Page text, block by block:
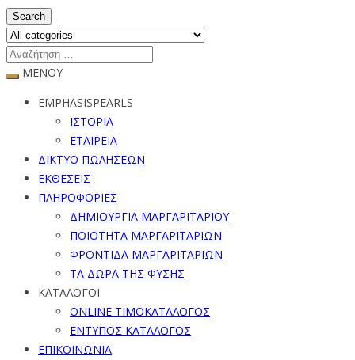
Search
ΜΕΝΟΥ
EMPHASISPEARLS
ΙΣΤΟΡΙΑ
ΕΤΑΙΡΕΙΑ
ΔΙΚΤΥΟ ΠΩΛΗΣΕΩΝ
ΕΚΘΕΣΕΙΣ
ΠΛΗΡΟΦΟΡΙΕΣ
ΔΗΜΙΟΥΡΓΙΑ ΜΑΡΓΑΡΙΤΑΡΙΟΥ
ΠΟΙΟΤΗΤΑ ΜΑΡΓΑΡΙΤΑΡΙΩΝ
ΦΡΟΝΤΙΔΑ ΜΑΡΓΑΡΙΤΑΡΙΩΝ
ΤΑ ΔΩΡΑ ΤΗΣ ΦΥΣΗΣ
ΚΑΤΑΛΟΓΟΙ
ONLINE ΤΙΜΟΚΑΤΑΛΟΓΟΣ
ΕΝΤΥΠΟΣ ΚΑΤΑΛΟΓΟΣ
ΕΠΙΚΟΙΝΩΝΙΑ